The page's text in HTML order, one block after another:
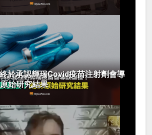
終於承認輝瑞Covid疫苗注射劑會導
始研究結果